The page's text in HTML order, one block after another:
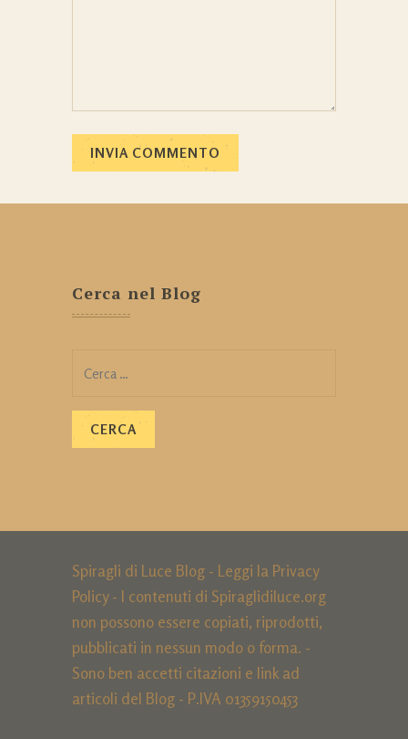
Cerca nel Blog
Spiragli di Luce Blog - Leggi la Privacy
Policy- I contenuti di Spiraglidiluce.org
non possono essere copiati, riprodotti,
pubblicati in nessun modo o forma. -
Sono ben accetti citazioni e link ad
articoli del Blog - P.IVA 01359150453